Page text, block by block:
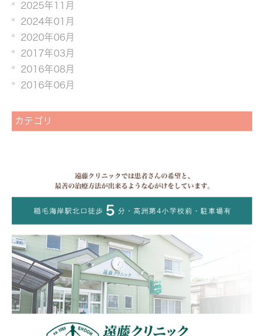
2025年11月
2024年01月
2020年06月
2017年03月
2016年08月
2016年06月
カテゴリ